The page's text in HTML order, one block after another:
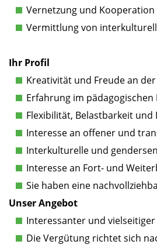
Vernetzung und
Vermittlung von
Ihr Profil
Kreativität und Freude an
Erfahrung im
Flexibilität, Belastbarkeit
Interesse an offener und
Interkulturelle und
Interesse an Fort- und
Sie haben eine
Unser Angebot
Interessanter und
Die Vergütung richtet sich